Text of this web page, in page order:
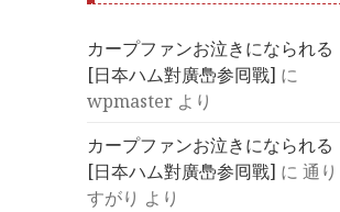
カープファンお泣きになられる
[日夲ハム對廣㠀参囘戰] に
wpmaster より
カープファンお泣きになられる
[日夲ハム對廣㠀参囘戰] に通り
すがり より